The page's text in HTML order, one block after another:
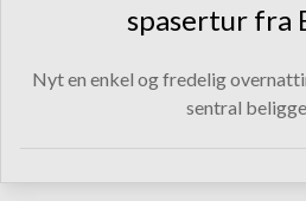
spasertur fra
Nyt en enkel og fredelig
sentral